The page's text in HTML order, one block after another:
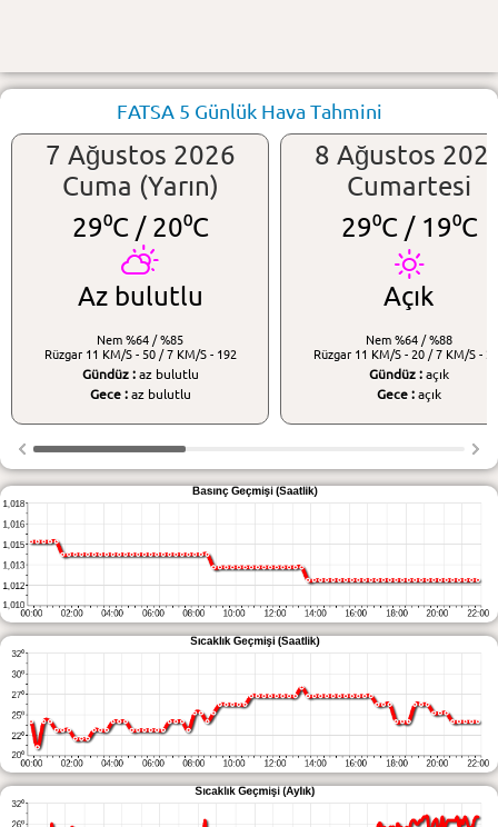
FATSA 5 Günlük Hava Tahmini
7 Ağustos 2026
Cuma (Yarın)
29⁰C /20⁰C
Az bulutlu
Nem %64 / %85
Rüzgar 11 KM/S - 50 / 7 KM/S - 192
Gündüz :az bulutlu
Gece :az bulutlu
8 Ağustos
Cumartesi
29⁰C /19⁰C
Açık
Nem %64 / %88
Rüzgar 11 KM/S - 20 / 7 KM/S -
Gündüz : açık
Gece : açık